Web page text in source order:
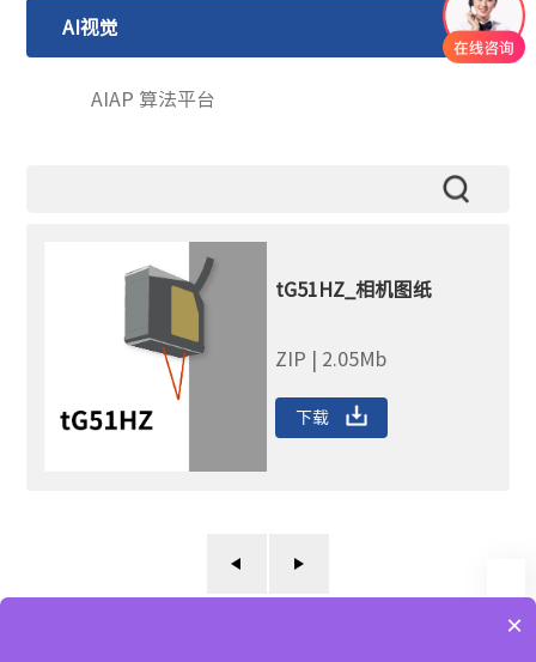
AI视觉
AIAP 算法平台
tG51HZ_相机图纸
ZIP | 2.05Mb
下载
×